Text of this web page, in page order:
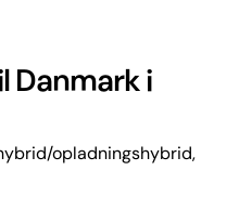
Danmark i
opladningshybrid,